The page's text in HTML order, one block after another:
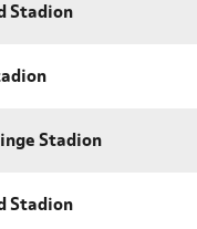
Stadion
Stadion
Stadion